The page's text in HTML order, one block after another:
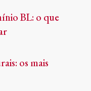
BL: o que
os mais